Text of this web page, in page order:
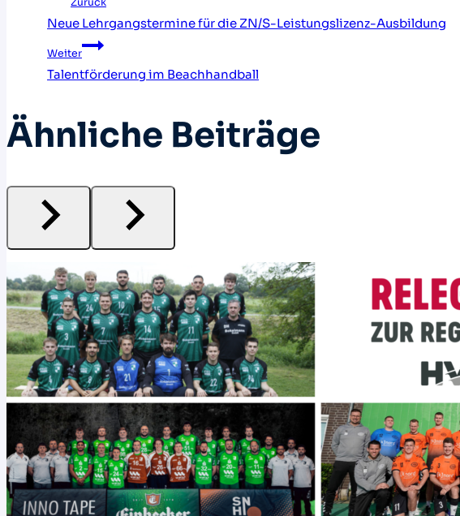
Zurück
Neue Lehrgangstermine für die ZN/S-Leistungslizenz-Ausbildung
Weiter
Talentförderung im Beachhandball
Ähnliche Beiträge